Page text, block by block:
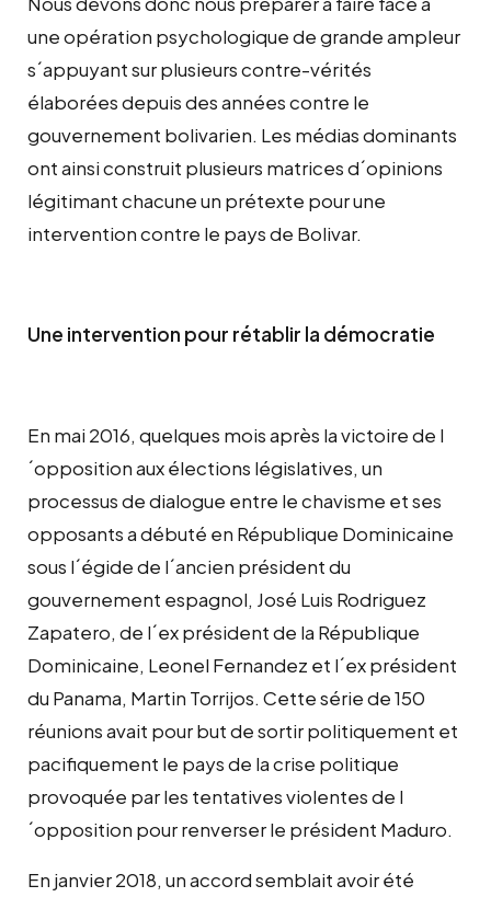
une opération psychologique de grande ampleur
s´appuyant sur plusieurs contre-vérités
élaborées depuis des années contre le
gouvernement bolivarien. Les médias dominants
ont ainsi construit plusieurs matrices d´opinions
légitimant chacune un prétexte pour une
intervention contre le pays de Bolivar.
Une intervention pour rétablir la démocratie
En mai 2016, quelques mois après la victoire de l
´opposition aux élections législatives, un
processus de dialogue entre le chavisme et ses
opposants a débuté en République Dominicaine
sous l´égide de l´ancien président du
gouvernement espagnol, José Luis Rodriguez
Zapatero, de l´ex président de la République
Dominicaine, Leonel Fernandez et l´ex président
du Panama, Martin Torrijos. Cette série de 150
réunions avait pour but de sortir politiquement et
pacifiquement le pays de la crise politique
provoquée par les tentatives violentes de l
´opposition pour renverser le président Maduro.
En janvier 2018, un accord semblait avoir été